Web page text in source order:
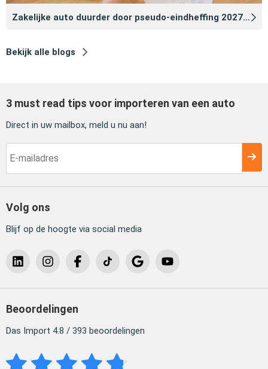
Zakelijke auto duurder door pseudo‑eindheffing 2027: zo voorkomt u dat
Bekijk alle blogs
3 must read tips voor importeren van een auto
Direct in uw mailbox, meld u nu aan!
Volg ons
Blijf op de hoogte via social media
Beoordelingen
Das Import 4.8 / 393 beoordelingen